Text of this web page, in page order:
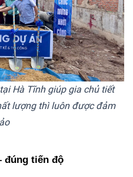
Hà Tĩnh giúp gia chủ tiết
lượng thì luôn được đảm
đúng tiến độ